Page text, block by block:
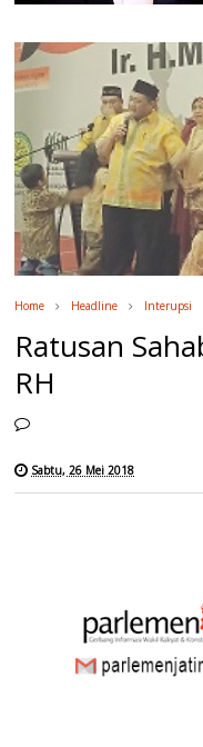
Home Headline Interupsi
Ratusan
RH
Sabtu, 26 Mei 2018